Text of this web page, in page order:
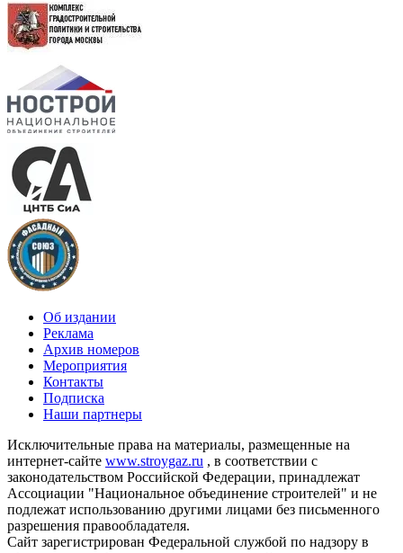
Об издании
Реклама
Архив номеров
Мероприятия
Контакты
Подписка
Наши партнеры
Исключительные права на материалы, размещенные на
интернет-сайте www.stroygaz.ru , в соответствии с
законодательством Российской Федерации, принадлежат
Ассоциации "Национальное объединение строителей" и не
подлежат использованию другими лицами без письменного
разрешения правообладателя.
Сайт зарегистрирован Федеральной службой по надзору в